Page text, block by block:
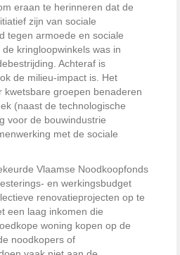
eraan te herinneren dat de
zijn van sociale
tegen armoede en sociale
kringloopwinkels was in
Achteraf is
de milieu-impact is. Het
kwetsbare groepen benaderen
(naast de technologische
voor de bouwindustrie
met de sociale
Vlaamse Noodkoopfonds
en werkingsbudget
renovatieprojecten op te
een laag inkomen die
woning kopen op de
noodkopers of